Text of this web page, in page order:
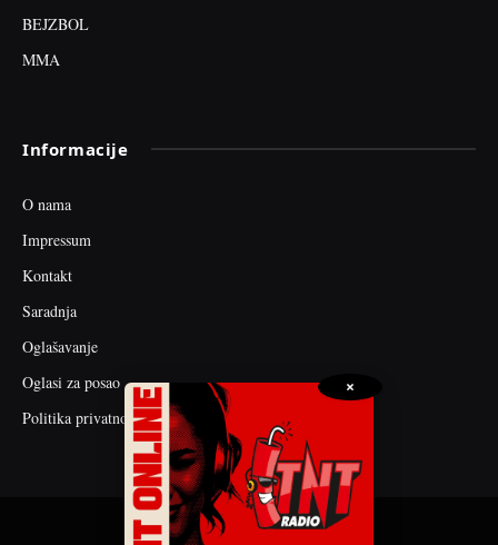
BEJZBOL
MMA
Informacije
O nama
Impressum
Kontakt
Saradnja
Oglašavanje
Oglasi za posao
Politika privatnosti
×